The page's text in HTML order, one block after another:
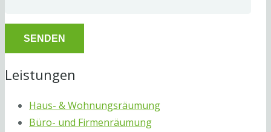
Leistungen
Haus- & Wohnungsräumung
Büro- und Firmenräumung